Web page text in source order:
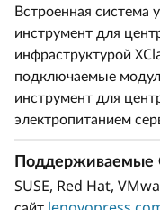
Поддержка
Благодаря
сервер
Встроенная система
инструмент для
инфраструктурой
подключаемые
инструмент для
электропитанием
SUSE, Red Hat,